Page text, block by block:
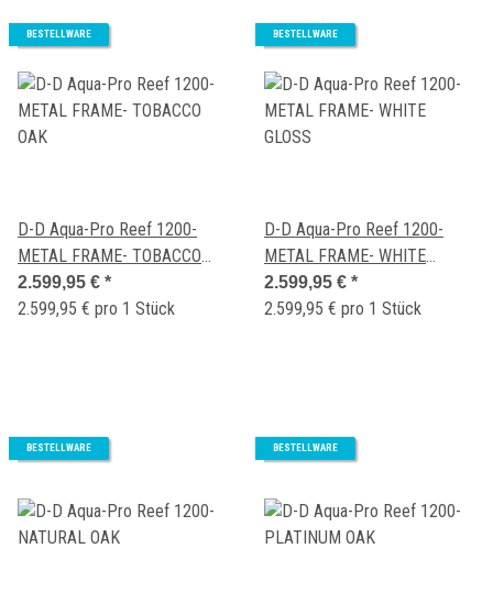
BESTELLWARE
D-D Aqua-Pro Reef 1200-
METAL FRAME- TOBACCO
OAK
2.599,95 € *
2.599,95 € pro 1 Stück
BESTELLWARE
D-D Aqua-Pro Reef 1200-
METAL FRAME- WHITE
GLOSS
2.599,95 € *
2.599,95 € pro 1 Stück
BESTELLWARE BESTELLWARE